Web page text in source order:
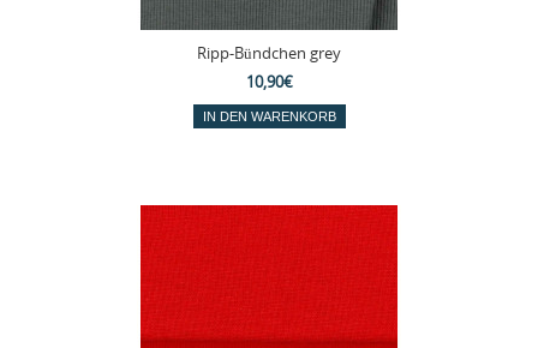
Ripp-Bündchen grey
10,90€